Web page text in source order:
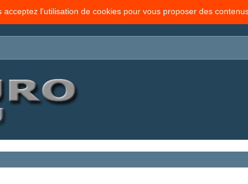
l'utilisation de cookies pour vous proposer des